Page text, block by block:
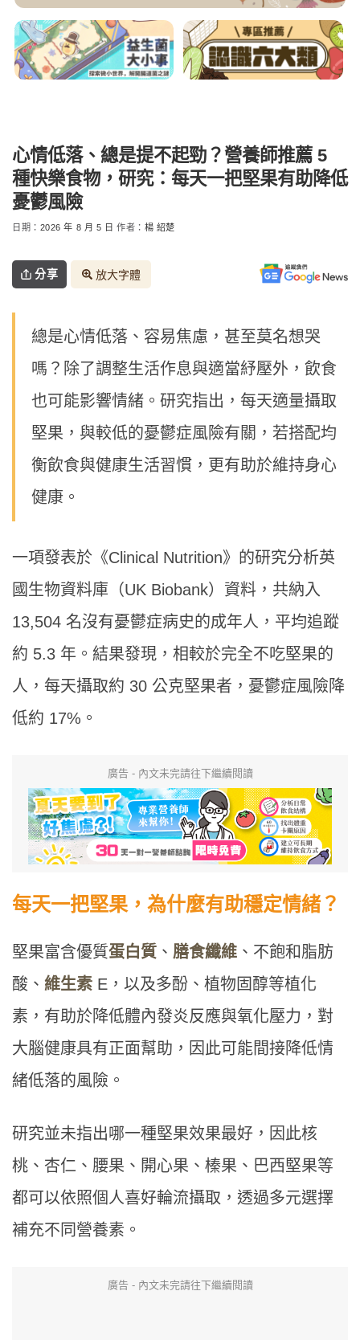
心情低落、總是提不起勁？營養師推薦 5
種快樂食物，研究：每天一把堅果有助降低
憂鬱風險
日期： 2026 年 8 月 5 日 作者： 楊 紹楚
分享 放大字體
總是心情低落、容易焦慮，甚至莫名想哭
嗎？除了調整生活作息與適當紓壓外，飲食
也可能影響情緒。研究指出，每天適量攝取
堅果，與較低的憂鬱症風險有關，若搭配均
衡飲食與健康生活習慣，更有助於維持身心
健康。
一項發表於《Clinical Nutrition》的研究分析英
國生物資料庫（UK Biobank）資料，共納入
13,504 名沒有憂鬱症病史的成年人，平均追蹤
約 5.3 年。結果發現，相較於完全不吃堅果的
人，每天攝取約 30 公克堅果者，憂鬱症風險降
低約 17%。
廣告 - 內文未完請往下繼續閱讀
每天一把堅果，為什麼有助穩定情緒？
堅果富含優質蛋白質 、 膳食纖維 、不飽和脂肪
酸、 維生素 E，以及多酚、植物固醇等植化
素，有助於降低體內發炎反應與氧化壓力，對
大腦健康具有正面幫助，因此可能間接降低情
緒低落的風險。
研究並未指出哪一種堅果效果最好，因此核
桃、杏仁、腰果、開心果、榛果、巴西堅果等
都可以依照個人喜好輪流攝取，透過多元選擇
補充不同營養素。
廣告 - 內文未完請往下繼續閱讀